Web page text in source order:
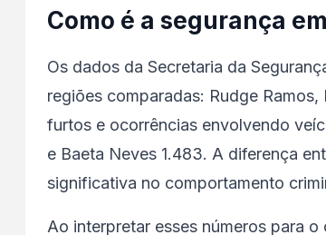
Como é a segurança
Os dados da Secretaria da
regiões comparadas: Rudge
furtos e ocorrências envolvendo
e Baeta Neves 1.483. A diferença
significativa no comportamento
Ao interpretar esses números para